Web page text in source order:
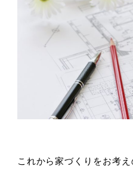
これから家づくりをお考